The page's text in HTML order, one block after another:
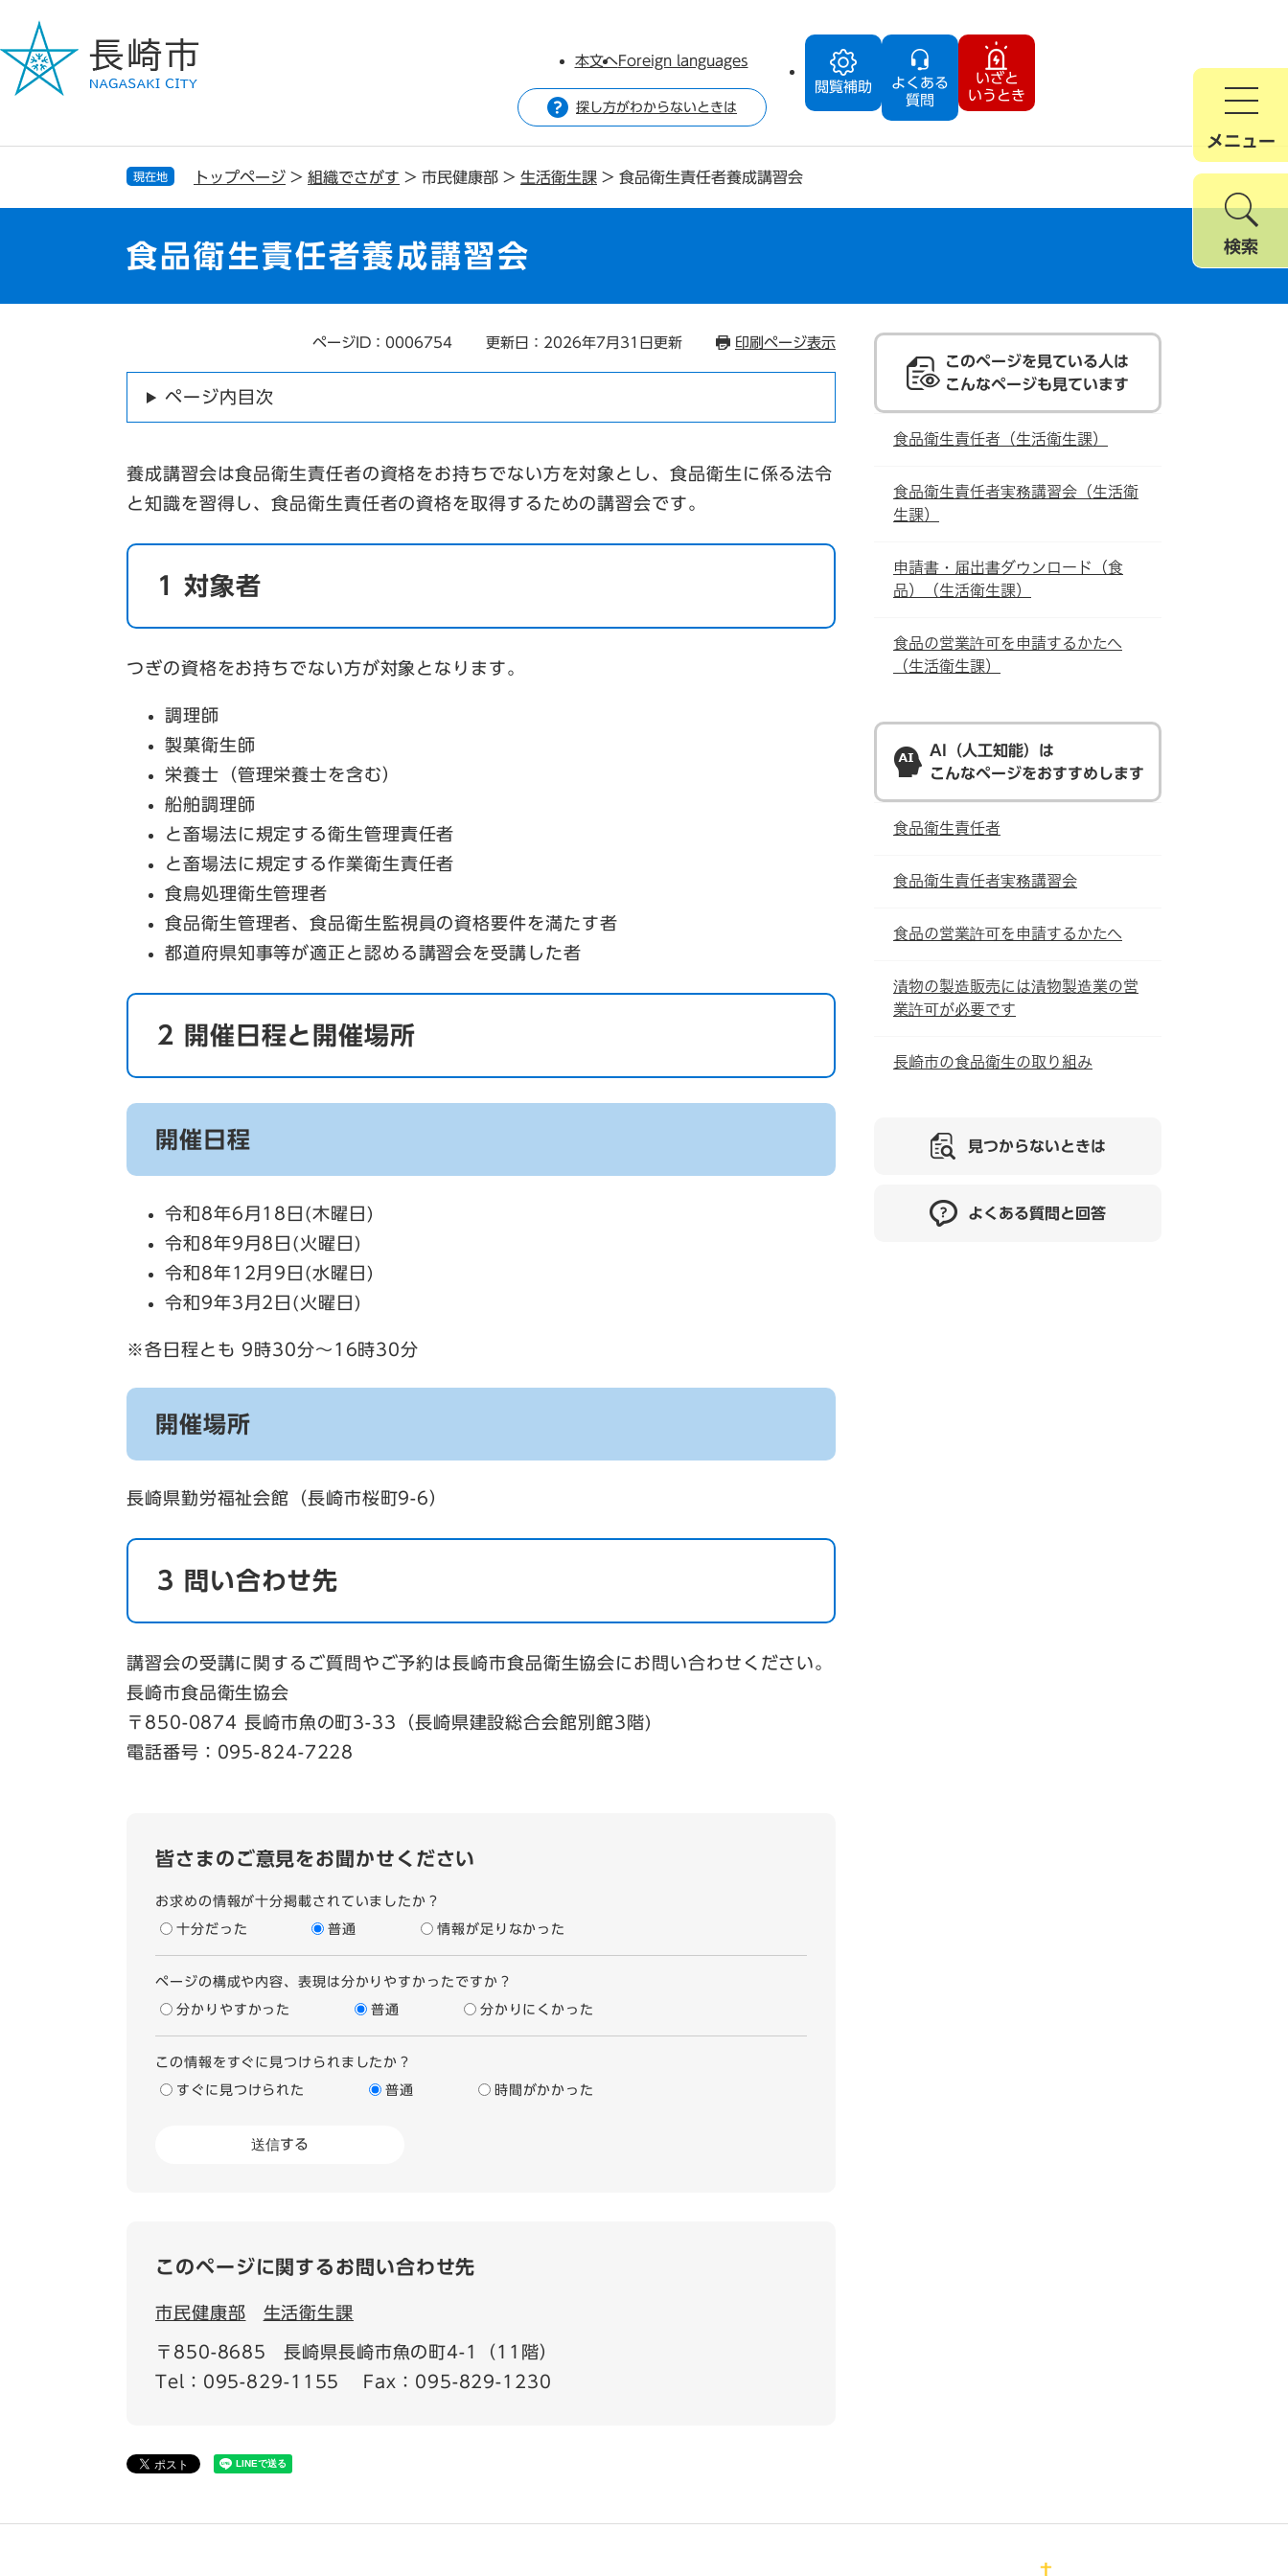
ジ
で
ュ
ば
閲覧補助
よくある
質問
いざと
いうとき
本文へForeign languages
探し方がわからないときは
メニュー
検索
現在地 トップページ > 組織でさがす > 市民健康部 > 生活衛生課 > 食品衛生責任者養成講習会
食品衛生責任者養成講習会
ページID：0006754 更新日：2026年7月31日更新 印刷ページ表示
ページ内目次
養成講習会は食品衛生責任者の資格をお持ちでない方を対象とし、食品衛生に係る法令
と知識を習得し、食品衛生責任者の資格を取得するための講習会です。
1 対象者
つぎの資格をお持ちでない方が対象となります。
調理師
製菓衛生師
栄養士（管理栄養士を含む）
船舶調理師
と畜場法に規定する衛生管理責任者
と畜場法に規定する作業衛生責任者
食鳥処理衛生管理者
食品衛生管理者、食品衛生監視員の資格要件を満たす者
都道府県知事等が適正と認める講習会を受講した者
2 開催日程と開催場所
開催日程
令和8年6月18日(木曜日)
令和8年9月8日(火曜日)
令和8年12月9日(水曜日)
令和9年3月2日(火曜日)
※各日程とも 9時30分～16時30分
開催場所
長崎県勤労福祉会館（長崎市桜町9-6）
3 問い合わせ先
講習会の受講に関するご質問やご予約は長崎市食品衛生協会にお問い合わせください。
長崎市食品衛生協会
〒850-0874 長崎市魚の町3-33（長崎県建設総合会館別館3階)
電話番号：095-824-7228
皆さまのご意見をお聞かせください
お求めの情報が十分掲載されていましたか？
十分だった 普通 情報が足りなかった
ページの構成や内容、表現は分かりやすかったですか？
分かりやすかった 普通 分かりにくかった
この情報をすぐに見つけられましたか？
すぐに見つけられた 普通 時間がかかった
このページに関するお問い合わせ先
市民健康部 生活衛生課
〒850-8685
長崎県長崎市魚の町4-1（11階）
Tel：095-829-1155
Fax：095-829-1230
このページを見ている人は
こんなページも見ています
食品衛生責任者（生活衛生課）
食品衛生責任者実務講習会（生活衛
生課）
申請書・届出書ダウンロード（食
品）（生活衛生課）
食品の営業許可を申請するかたへ
（生活衛生課）
AI（人工知能）は
こんなページをおすすめします
食品衛生責任者
食品衛生責任者実務講習会
食品の営業許可を申請するかたへ
漬物の製造販売には漬物製造業の営
業許可が必要です
長崎市の食品衛生の取り組み
見つからないときは
よくある質問と回答